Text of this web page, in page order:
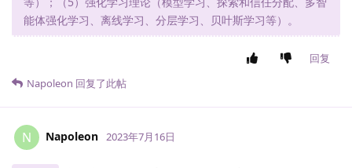
能体强化学习、离线学习、分层学习、贝叶斯学习等）。
回复
Napoleon 回复了此帖
N Napoleon 2023年7月16日